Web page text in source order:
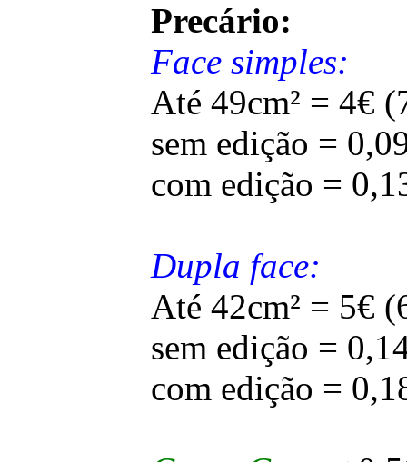
Precário:
Face simples:
Até 49cm² = 4€
sem edição =
com edição =
Dupla face:
Até 42cm² = 5€
sem edição =
com edição =